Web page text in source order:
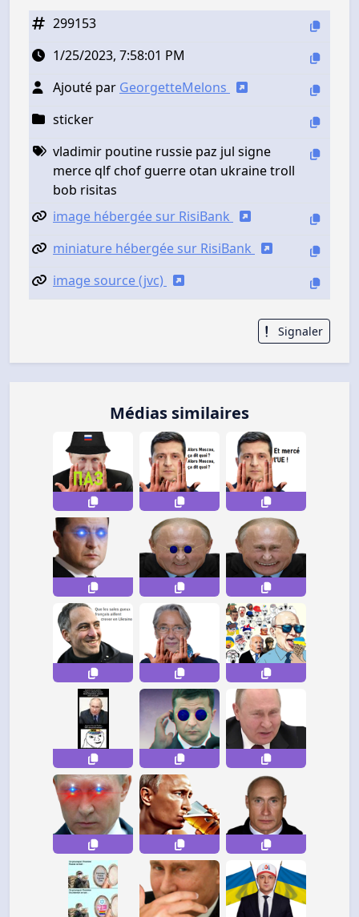
299153
1/25/2023, 7:58:01 PM
Ajouté par GeorgetteMelons
sticker
vladimir poutine russie paz jul signe
merce qlf chof guerre otan ukraine troll
bob risitas
image hébergée sur RisiBank
miniature hébergée sur RisiBank
image source (jvc)
Signaler
Médias similaires